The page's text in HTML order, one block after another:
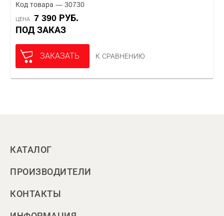
Код товара — 30730
ЦЕНА
7 390 РУБ.
ПОД ЗАКАЗ
ЗАКАЗАТЬ К СРАВНЕНИЮ
КАТАЛОГ
ПРОИЗВОДИТЕЛИ
КОНТАКТЫ